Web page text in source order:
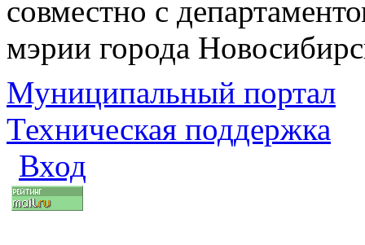
совместно с
мэрии города
Муниципальный портал
Техническая поддержка
Вход